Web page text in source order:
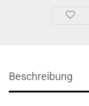
Beschreibung